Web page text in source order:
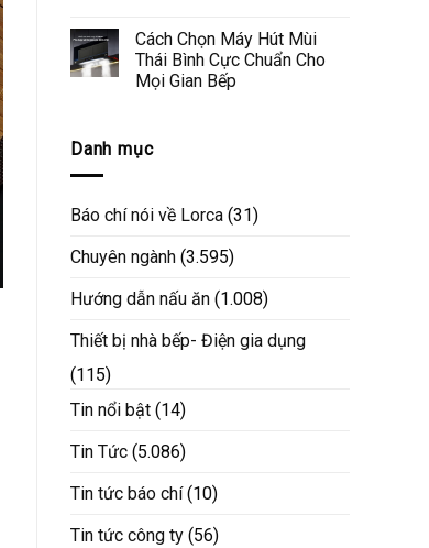
Cách Chọn Máy Hút Mùi
Thái Bình Cực Chuẩn Cho
Mọi Gian Bếp
Danh mục
Báo chí nói về Lorca (31)
Chuyên ngành (3.595)
Hướng dẫn nấu ăn (1.008)
Thiết bị nhà bếp- Điện gia dụng
(115)
Tin nổi bật (14)
Tin Tức (5.086)
Tin tức báo chí(10)
Tin tức công ty (56)